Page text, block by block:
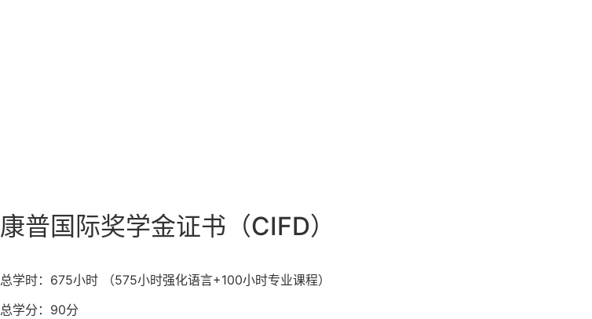
康普国际奖学金证书（CIFD）
总学时：675小时 （575小时强化语言+100小时专业课程）
总学分：90分